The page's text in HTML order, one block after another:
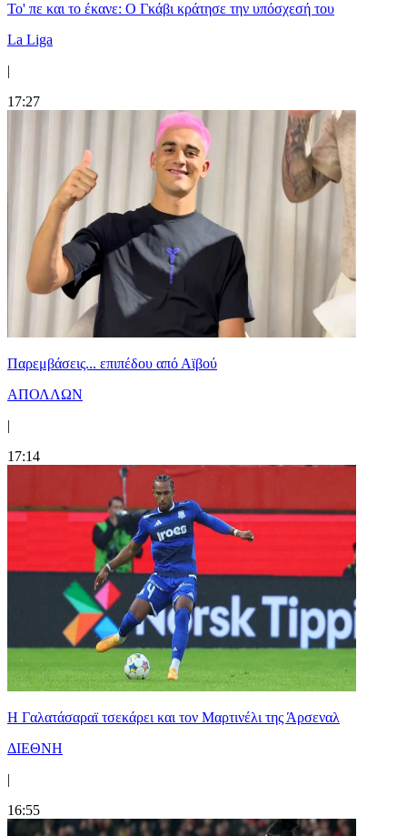
Το' πε και το έκανε: Ο Γκάβι κράτησε την υπόσχεσή του
La Liga
|
17:27
Παρεμβάσεις... επιπέδου από Αϊβού
ΑΠΟΛΛΩΝ
|
17:14
H Γαλατάσαραϊ τσεκάρει και τον Μαρτινέλι της Άρσεναλ
ΔΙΕΘΝΗ
|
16:55